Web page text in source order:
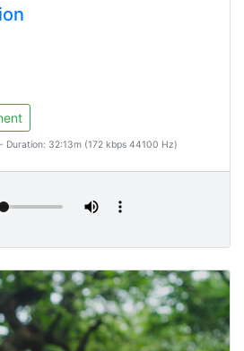
Duration: 32:13m (172 kbps 44100 Hz)